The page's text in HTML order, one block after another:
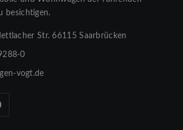
besichtigen.
Str. 66115 Saarbrücken
0
vogt.de